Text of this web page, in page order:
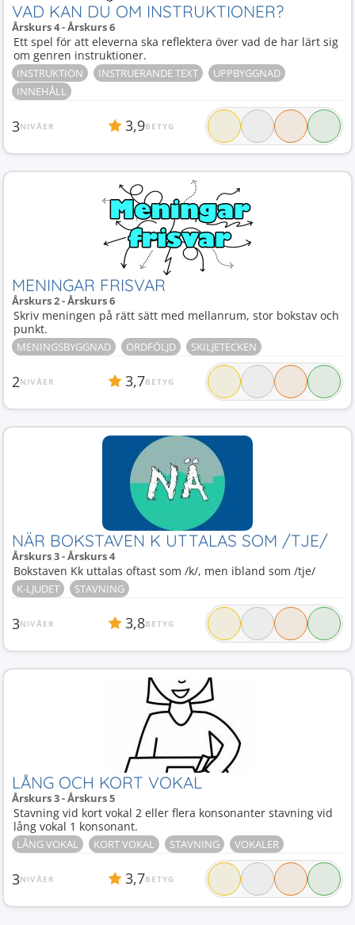
VAD KAN DU OM INSTRUKTIONER?
Årskurs 4 - Årskurs 6
Ett spel för att eleverna ska reflektera över vad de har lärt sig
om genren instruktioner.
INSTRUKTION INSTRUERANDE TEXT
UPPBYGGNAD
INNEHÅLL
3NIVÅER 3,9BETYG
MENINGAR FRISVAR
Årskurs 2 - Årskurs 6
Skriv meningen på rätt sätt med mellanrum, stor bokstav och
punkt.
MENINGSBYGGNAD ORDFÖLJD SKILJETECKEN
2NIVÅER 3,7BETYG
NÄR BOKSTAVEN K UTTALAS SOM /TJE/
Årskurs 3 - Årskurs 4
Bokstaven Kk uttalas oftast som /k/, men ibland som /tje/
K-LJUDET STAVNING
3NIVÅER 3,8BETYG
LÅNG OCH KORT VOKAL
Årskurs 3 - Årskurs 5
Stavning vid kort vokal 2 eller flera konsonanter stavning vid
lång vokal 1 konsonant.
LÅNG VOKAL KORT VOKAL STAVNING VOKALER
3NIVÅER 3,7BETYG